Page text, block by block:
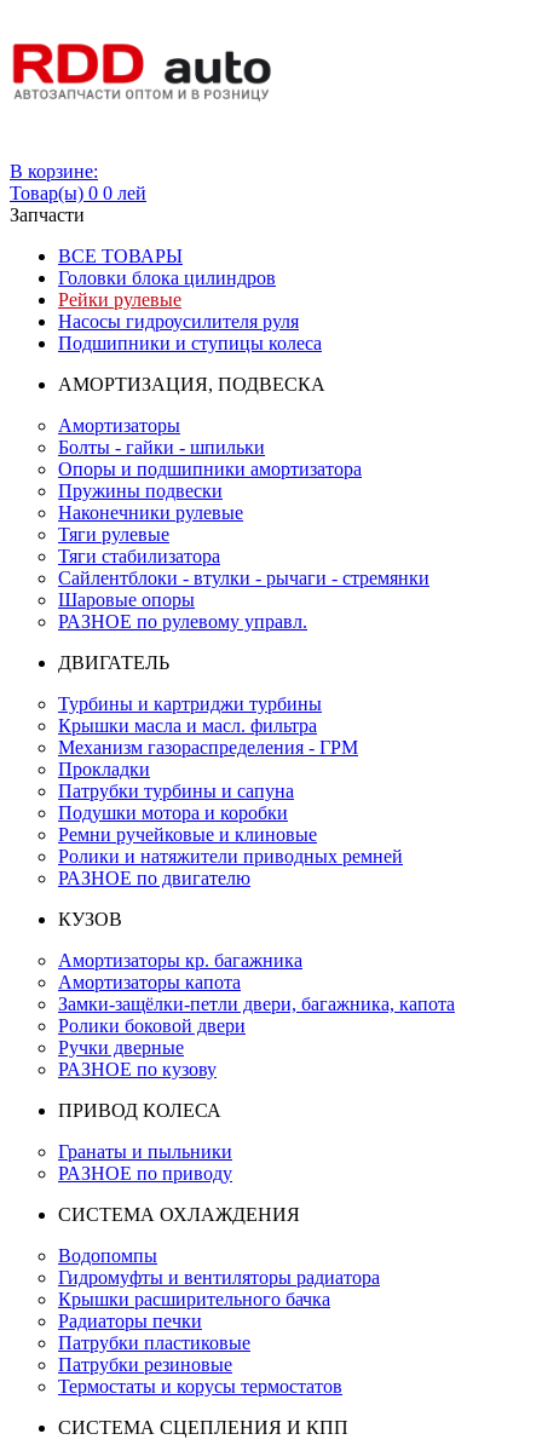
В корзине:
Товар(ы) 0 0 лей
Запчасти
ВСЕ ТОВАРЫ
Головки блока цилиндров
Рейки рулевые
Насосы гидроусилителя руля
Подшипники и ступицы колеса
АМОРТИЗАЦИЯ, ПОДВЕСКА
Амортизаторы
Болты - гайки - шпильки
Опоры и подшипники амортизатора
Пружины подвески
Наконечники рулевые
Тяги рулевые
Тяги стабилизатора
Сайлентблоки - втулки - рычаги - стремянки
Шаровые опоры
РАЗНОЕ по рулевому управл.
ДВИГАТЕЛЬ
Турбины и картриджи турбины
Крышки масла и масл. фильтра
Механизм газораспределения - ГРМ
Прокладки
Патрубки турбины и сапуна
Подушки мотора и коробки
Ремни ручейковые и клиновые
Ролики и натяжители приводных ремней
РАЗНОЕ по двигателю
КУЗОВ
Амортизаторы кр. багажника
Амортизаторы капота
Замки-защёлки-петли двери, багажника, капота
Ролики боковой двери
Ручки дверные
РАЗНОЕ по кузову
ПРИВОД КОЛЕСА
Гранаты и пыльники
РАЗНОЕ по приводу
СИСТЕМА ОХЛАЖДЕНИЯ
Водопомпы
Гидромуфты и вентиляторы радиатора
Крышки расширительного бачка
Радиаторы печки
Патрубки пластиковые
Патрубки резиновые
Термостаты и корусы термостатов
СИСТЕМА СЦЕПЛЕНИЯ И КПП